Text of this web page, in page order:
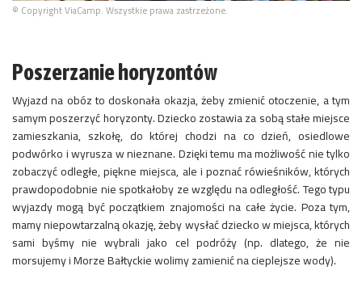
© Copyright ViaCamp. Wszystkie prawa zastrzeżone.
Poszerzanie horyzontów
Wyjazd na obóz to doskonała okazja, żeby zmienić otoczenie, a tym
samym poszerzyć horyzonty. Dziecko zostawia za sobą stałe miejsce
zamieszkania, szkołę, do której chodzi na co dzień, osiedlowe
podwórko i wyrusza w nieznane. Dzięki temu ma możliwość nie tylko
zobaczyć odległe, piękne miejsca, ale i poznać rówieśników, których
prawdopodobnie nie spotkałoby ze względu na odległość. Tego typu
wyjazdy mogą być początkiem znajomości na całe życie. Poza tym,
mamy niepowtarzalną okazję, żeby wysłać dziecko w miejsca, których
sami byśmy nie wybrali jako cel podróży (np. dlatego, że nie
morsujemy i Morze Bałtyckie wolimy zamienić na cieplejsze wody).